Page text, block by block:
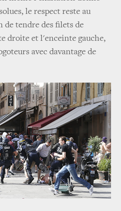
le respect reste au
tendre des filets de
droite et l'enceinte gauche,
avec davantage de